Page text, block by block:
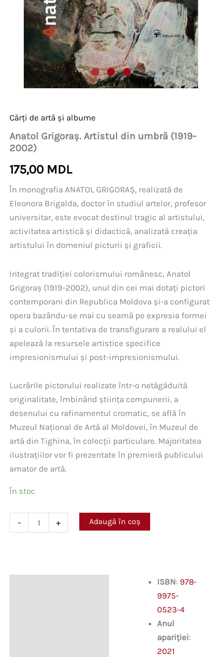
Cărți de artă și albume
Anatol Grigoraș. Artistul din umbră (1919-
2002)
175,00 MDL
În monografia ANATOL GRIGORAȘ, realizată de
Eleonora Brigalda, doctor în studiul artelor, profesor
universitar, este evocat destinul tragic al artistului,
activitatea artistică și didactică, analizată creația
artistului în domeniul picturii și graficii.
Integrat tradiției colorismului românesc, Anatol
Grigoraș (1919-2002), unul din cei mai dotați pictori
contemporani din Republica Moldova și-a configurat
opera bazându-se mai cu seamă pe expresia formei
și a culorii. În tentativa de transfigurare a realului el
apelează la resursele artistice specifice
impresionismului și post-impresionismului.
Lucrările pictorului realizate într-o netăgăduită
originalitate, îmbinând știința compunerii, a
desenului cu rafinamentul cromatic, se află în
Muzeul Național de Artă al Moldovei, în Muzeul de
artă din Tighina, în colecții particulare. Majoritatea
ilustrațiilor vor fi prezentate în premieră publicului
amator de artă.
În stoc
-
(1919-
+ Adaugă în coș
ISBN: 978-
9975-
0523-4
Anul
apariției:
2021